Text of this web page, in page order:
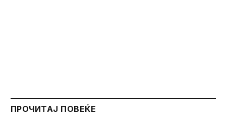
ПРОЧИТАЈ ПОВЕЌЕ